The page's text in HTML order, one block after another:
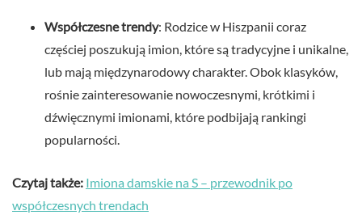
Współczesne trendy: Rodzice w Hiszpanii coraz
częściej poszukują imion, które są tradycyjne i unikalne,
lub mają międzynarodowy charakter. Obok klasyków,
rośnie zainteresowanie nowoczesnymi, krótkimi i
dźwięcznymi imionami, które podbijają rankingi
popularności.
Czytaj także: Imiona damskie na S – przewodnik po
współczesnych trendach